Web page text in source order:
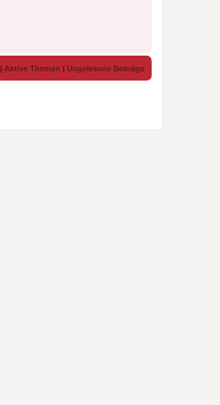
| Aktive Themen | Ungelesene Beiträge